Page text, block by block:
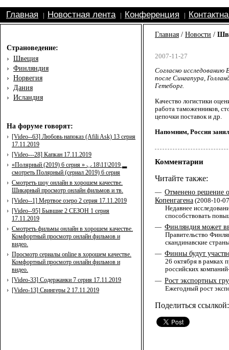
Главная Новостная лента| Конференция
Страноведение:
› Швеция
› Финляндия
› Норвегия
› Дания
› Исландия
На форуме говорят:
› [Video--63] Любовь напоказ (Afili Ask) 13 серия
17.11.2019
› [Video---28] Капкан 17.11.2019
› «Полярный (2019) 6 серия » ◡ 18\11\2019 ▂
смотреть Полярный (сериал 2019) 6 серия
› Смотреть шоу онлайн в хорошем качестве.
Шикарный просмотр онлайн фильмов и тв.
› [Video--1] Мертвое озеро 2 серия 17.11.2019
› [Video--95] Бывшие 2 СЕЗОН 1 серия
17.11.2019
› Смотреть фильмы онлайн в хорошем качестве.
Комфортный просмотр онлайн фильмов и
видео.
› Просмотр сериалы online в хорошем качестве.
Комфортный просмотр онлайн фильмов и
видео.
› [Video-33] Содержанки 7 серия 17.11.2019
› [Video-13] Свингеры 2 17.11.2019
Главная / Новости /
2007-11-27
Согласно исследованию
после Сингапура,
Гетеборг.
Качество логистики
работа таможенников,
цепочки поставок и др.
Напомним, Россия
Комментарии
Читайте также:
— Отменено решение о
Копенгагена (2008-10-
Недавнее
способствовать
— Финляндия может
Правительство
скандинавские
— Финны будут
26 октября в рамках
российских
— Рост экспортных
Ежегодный рост
Поделиться ссылкой: